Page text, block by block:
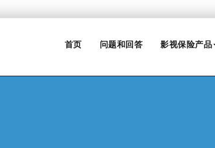
首页 问题和回答 影视保险产品